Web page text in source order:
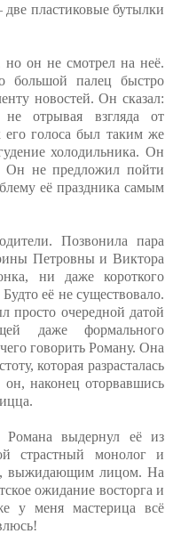
пластиковые бутылки
но он не смотрел на неё.
большой палец быстро
новостей. Он сказал:
отрывая взгляда от
его голоса был таким же
холодильника. Он
Он не предложил пойти
её праздника самым
Позвонила пара
Петровны и Виктора
ни даже короткого
её не существовало.
просто очередной датой
даже формального
говорить Роману. Она
которая разрасталась
наконец оторвавшись
выдернул её из
страстный монолог и
выжидающим лицом. На
ожидание восторга и
у меня мастерица всё